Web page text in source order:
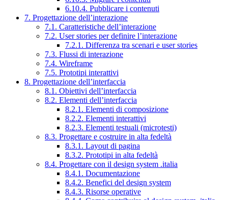
6.10.4. Pubblicare i contenuti
7. Progettazione dell’interazione
7.1. Caratteristiche dell’interazione
7.2. User stories per definire l’interazione
7.2.1. Differenza tra scenari e user stories
7.3. Flussi di interazione
7.4. Wireframe
7.5. Prototipi interattivi
8. Progettazione dell’interfaccia
8.1. Obiettivi dell’interfaccia
8.2. Elementi dell’interfaccia
8.2.1. Elementi di composizione
8.2.2. Elementi interattivi
8.2.3. Elementi testuali (microtesti)
8.3. Progettare e costruire in alta fedeltà
8.3.1. Layout di pagina
8.3.2. Prototipi in alta fedeltà
8.4. Progettare con il design system .italia
8.4.1. Documentazione
8.4.2. Benefici del design system
8.4.3. Risorse operative